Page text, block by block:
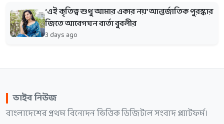
‘এই কৃতিত্ব শুধু আমার একার নয়’ আন্তর্জাতিক পুরস্কার
জিতে আবেগঘন বার্তা বুবলীর
3 days ago
ভাইব নিউজ
বাংলাদেশের প্রথম বিনোদন ভিত্তিক ডিজিটাল সংবাদ প্ল্যাটফর্ম।